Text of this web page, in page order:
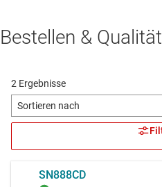
Bestellen & Qualität